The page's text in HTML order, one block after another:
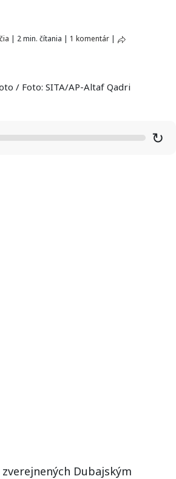
| 2 min. čítania | 1 komentár |
/ Foto: SITA/AP-Altaf Qadri
↻
Dubajským